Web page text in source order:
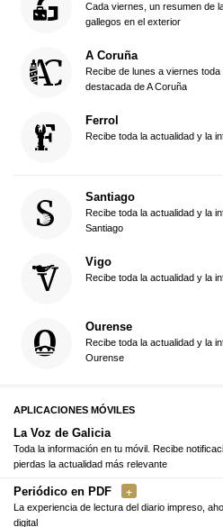
Cada viernes, un resumen de
gallegos en el exterior
A Coruña
Recibe de lunes a viernes
destacada de A Coruña
Ferrol
Recibe toda la actualidad y la
Santiago
Recibe toda la actualidad y la
Santiago
Vigo
Recibe toda la actualidad y la
Ourense
Recibe toda la actualidad y la
Ourense
APLICACIONES MÓVILES
La Voz de Galicia
Toda la información en tu móvil. Recibe
pierdas la actualidad más relevante
Periódico en PDF
La experiencia de lectura del diario impreso,
digital